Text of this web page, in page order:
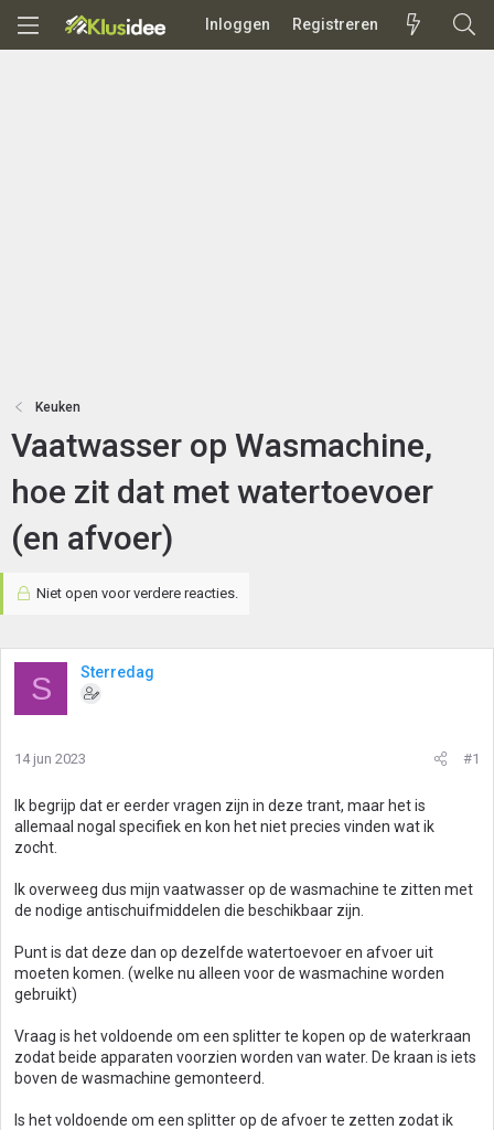
Inloggen Registreren
Keuken
Vaatwasser op Wasmachine,
hoe zit dat met watertoevoer
(en afvoer)
Niet open voor verdere reacties.
S Sterredag
14 jun 2023 #1
Ik begrijp dat er eerder vragen zijn in deze trant, maar het is
allemaal nogal specifiek en kon het niet precies vinden wat ik
zocht.
Ik overweeg dus mijn vaatwasser op de wasmachine te zitten met
de nodige antischuifmiddelen die beschikbaar zijn.
Punt is dat deze dan op dezelfde watertoevoer en afvoer uit
moeten komen. (welke nu alleen voor de wasmachine worden
gebruikt)
Vraag is het voldoende om een splitter te kopen op de waterkraan
zodat beide apparaten voorzien worden van water. De kraan is iets
boven de wasmachine gemonteerd.
Is het voldoende om een splitter op de afvoer te zetten zodat ik